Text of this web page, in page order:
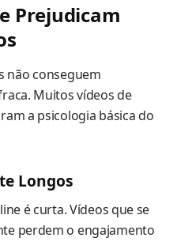
Prejudicam
não conseguem
Muitos vídeos de
a psicologia básica do
Longos
é curta. Vídeos que se
perdem o engajamento